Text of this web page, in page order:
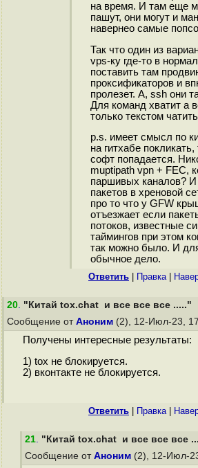
на время. И там еще
пашут, они могут и
навернео самые
Так что один из
vps-ку где-то в
поставить там
проксификаторов и
пролезет. А, ssh они
Для команд хватит а
только текстом
p.s. имеет смысл по
на гитхабе
софт попадается.
muptipath vpn + FEC,
паршивых каналов?
пакетов в хреновой
про то что у GFW
отъезжает если
потоков, известные
таймингов при этом
так можно было. И
обычное дело.
Ответить Правка|
20. "Китай tox.chat и все все все ....."
Сообщение от Аноним (2), 12-Июл-23,
Получены интересные результаты:
1) tox не блокируется.
2) вконтакте не блокируется.
Ответить Правка|
21. "Китай tox.chat и все все все
Сообщение от Аноним (2), 12-Июл-